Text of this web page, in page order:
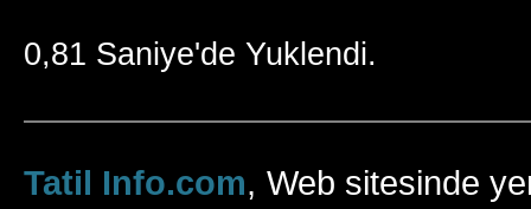
0,81 Saniye'de Yuklendi.
Tatil Info.com, Web sitesinde